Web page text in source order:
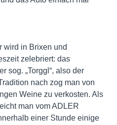
wird in Brixen und
zelebriert: das
sog. „Torggl“, also der
nach zog man von
Weine zu verkosten. Als
man vom ADLER
einer Stunde einige